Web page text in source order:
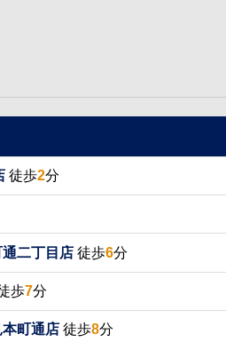
徒歩2分
二丁目店 徒歩6分
歩7分
本町通店 徒歩8分